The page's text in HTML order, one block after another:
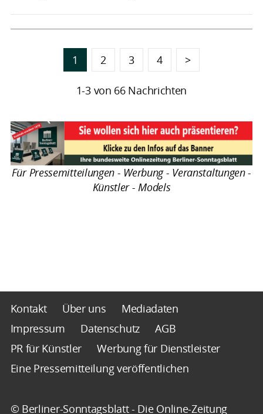
1 2 3 4 >
1-3 von 66 Nachrichten
Für Pressemitteilungen - Werbung - Veranstaltungen -
Künstler - Models
Kontakt Über uns
Mediadaten
Impressum
Datenschutz
AGB
PR für Künstler
Werbung für Dienstleister
Eine Pressemitteilung veröffentlichen
© Berliner-Sonntagsblatt - Die Online-Zeitung